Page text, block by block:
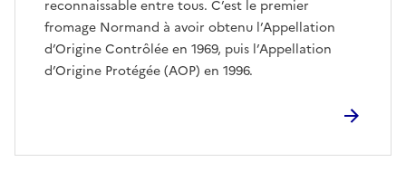
reconnaissable entre tous. C’est le premier
fromage Normand à avoir obtenu l’Appellation
d’Origine Contrôlée en 1969, puis l’Appellation
d’Origine Protégée (AOP) en 1996.